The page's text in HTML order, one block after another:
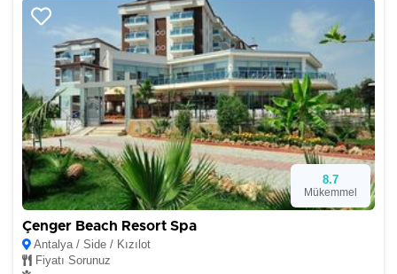
8.7
Mükemmel
Çenger Beach Resort Spa
Antalya / Side / Kızılot
Fiyatı Sorunuz